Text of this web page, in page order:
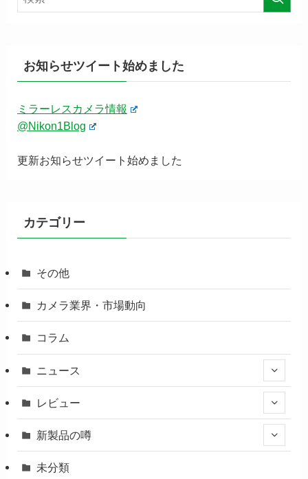
お知らせツイート始めました
ミラーレスカメラ情報
@Nikon1Blog
更新お知らせツイート始めました
カテゴリー
その他
カメラ業界・市場動向
コラム
ニュース
レビュー
新製品の噂
未分類